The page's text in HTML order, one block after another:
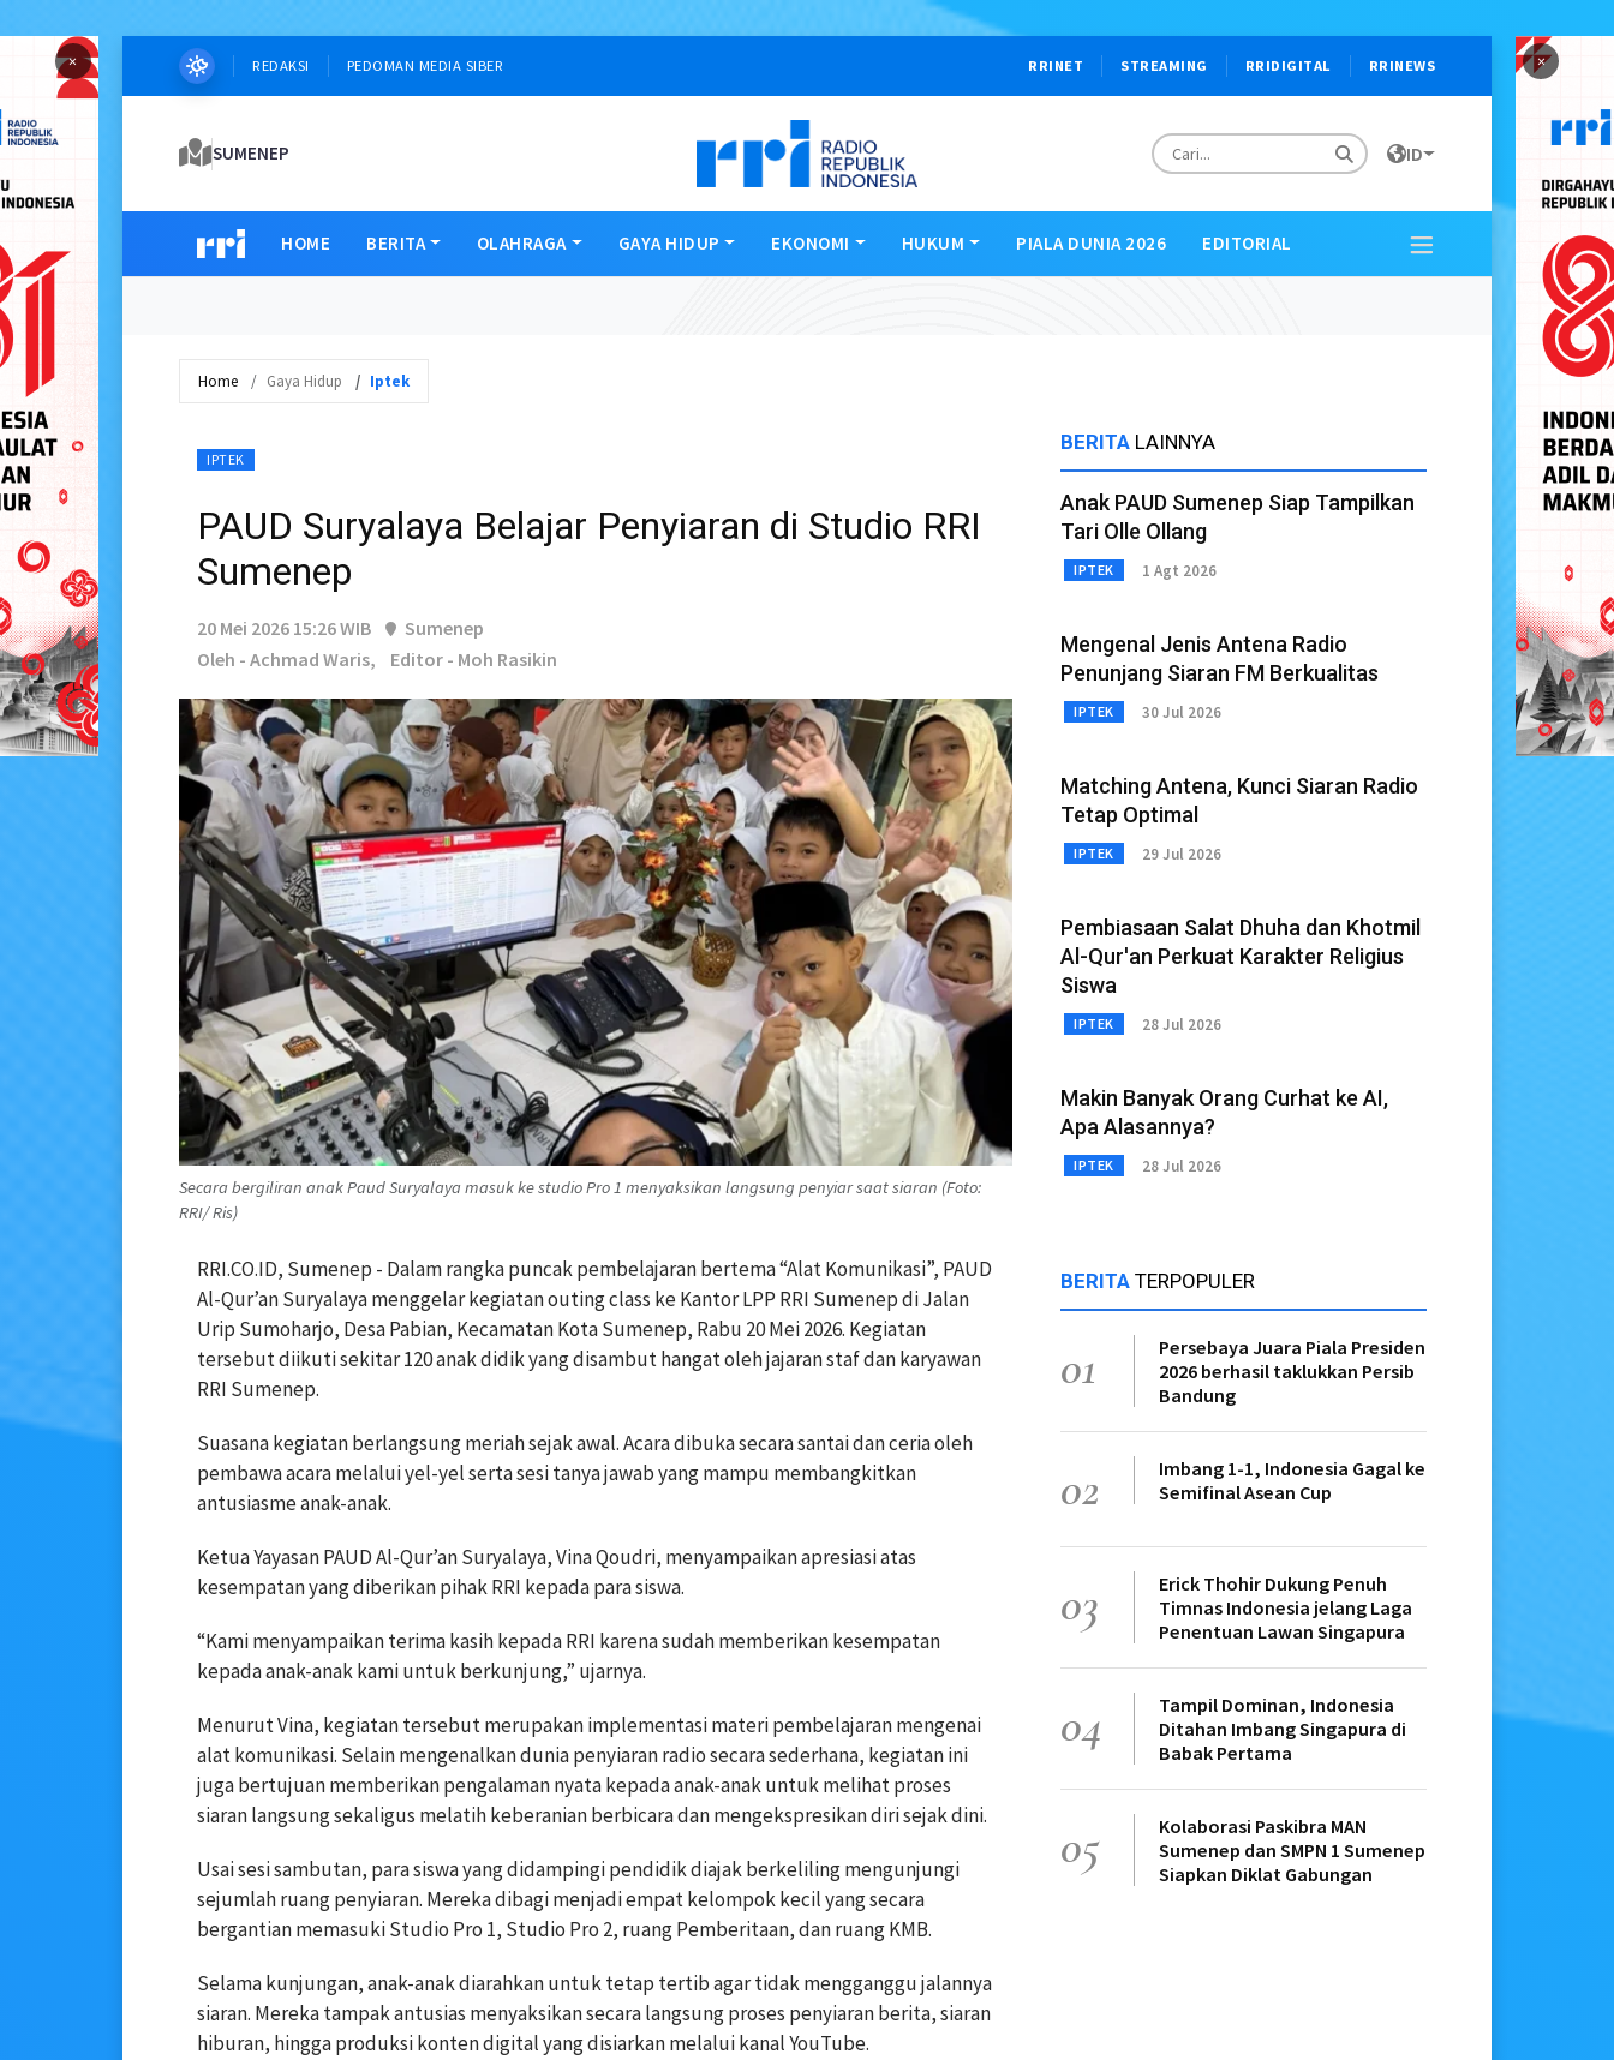
× ×
REDAKSI PEDOMAN MEDIA SIBER RRINET STREAMING RRIDIGITAL RRINEWS
SUMENEP ID
HOME BERITA OLAHRAGA GAYA HIDUP EKONOMI HUKUM PIALA DUNIA 2026 EDITORIAL
Home Gaya Hidup Iptek
IPTEK
PAUD Suryalaya Belajar Penyiaran di Studio RRI
Sumenep
20 Mei 2026 15:26 WIB
Sumenep
Oleh - Achmad Waris,
Editor - Moh Rasikin
Secara bergiliran anak Paud Suryalaya masuk ke studio Pro 1 menyaksikan langsung penyiar saat siaran (Foto:
RRI/ Ris)
RRI.CO.ID, Sumenep - Dalam rangka puncak pembelajaran bertema “Alat Komunikasi”, PAUD
Al-Qur’an Suryalaya menggelar kegiatan outing class ke Kantor LPP RRI Sumenep di Jalan
Urip Sumoharjo, Desa Pabian, Kecamatan Kota Sumenep, Rabu 20 Mei 2026. Kegiatan
tersebut diikuti sekitar 120 anak didik yang disambut hangat oleh jajaran staf dan karyawan
RRI Sumenep.
Suasana kegiatan berlangsung meriah sejak awal. Acara dibuka secara santai dan ceria oleh
pembawa acara melalui yel-yel serta sesi tanya jawab yang mampu membangkitkan
antusiasme anak-anak.
Ketua Yayasan PAUD Al-Qur’an Suryalaya, Vina Qoudri, menyampaikan apresiasi atas
kesempatan yang diberikan pihak RRI kepada para siswa.
“Kami menyampaikan terima kasih kepada RRI karena sudah memberikan kesempatan
kepada anak-anak kami untuk berkunjung,” ujarnya.
Menurut Vina, kegiatan tersebut merupakan implementasi materi pembelajaran mengenai
alat komunikasi. Selain mengenalkan dunia penyiaran radio secara sederhana, kegiatan ini
juga bertujuan memberikan pengalaman nyata kepada anak-anak untuk melihat proses
siaran langsung sekaligus melatih keberanian berbicara dan mengekspresikan diri sejak dini.
Usai sesi sambutan, para siswa yang didampingi pendidik diajak berkeliling mengunjungi
sejumlah ruang penyiaran. Mereka dibagi menjadi empat kelompok kecil yang secara
bergantian memasuki Studio Pro 1, Studio Pro 2, ruang Pemberitaan, dan ruang KMB.
Selama kunjungan, anak-anak diarahkan untuk tetap tertib agar tidak mengganggu jalannya
siaran. Mereka tampak antusias menyaksikan secara langsung proses penyiaran berita, siaran
hiburan, hingga produksi konten digital yang disiarkan melalui kanal YouTube.
BERITA LAINNYA
Anak PAUD Sumenep Siap Tampilkan
Tari Olle Ollang
IPTEK 1 Agt 2026
Mengenal Jenis Antena Radio
Penunjang Siaran FM Berkualitas
IPTEK 30 Jul 2026
Matching Antena, Kunci Siaran Radio
Tetap Optimal
IPTEK 29 Jul 2026
Pembiasaan Salat Dhuha dan Khotmil
Al-Qur'an Perkuat Karakter Religius
Siswa
IPTEK 28 Jul 2026
Makin Banyak Orang Curhat ke AI,
Apa Alasannya?
IPTEK 28 Jul 2026
BERITA TERPOPULER
01
Persebaya Juara Piala Presiden
2026 berhasil taklukkan Persib
Bandung
02
Imbang 1-1, Indonesia Gagal ke
Semifinal Asean Cup
03
Erick Thohir Dukung Penuh
Timnas Indonesia jelang Laga
Penentuan Lawan Singapura
04
Tampil Dominan, Indonesia
Ditahan Imbang Singapura di
Babak Pertama
05
Kolaborasi Paskibra MAN
Sumenep dan SMPN 1 Sumenep
Siapkan Diklat Gabungan